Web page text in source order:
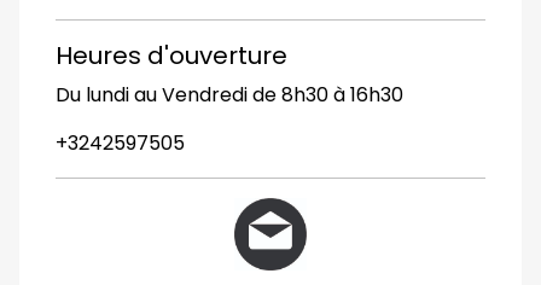
Heures d'ouverture
Du lundi au Vendredi de 8h30 à 16h30
+3242597505